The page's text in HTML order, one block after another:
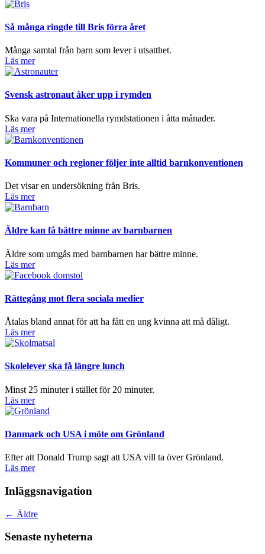
Så många ringde till Bris förra året
Många samtal från barn som lever i utsatthet.
Läs mer
Svensk astronaut åker upp i rymden
Ska vara på Internationella rymdstationen i åtta månader.
Läs mer
Kommuner och regioner följer inte alltid barnkonventionen
Det visar en undersökning från Bris.
Läs mer
Äldre kan få bättre minne av barnbarnen
Äldre som umgås med barnbarnen har bättre minne.
Läs mer
Rättegång mot flera sociala medier
Åtalas bland annat för att ha fått en ung kvinna att må dåligt.
Läs mer
Skolelever ska få längre lunch
Minst 25 minuter i stället för 20 minuter.
Läs mer
Danmark och USA i möte om Grönland
Efter att Donald Trump sagt att USA vill ta över Grönland.
Läs mer
Inläggsnavigation
← Äldre
Senaste nyheterna